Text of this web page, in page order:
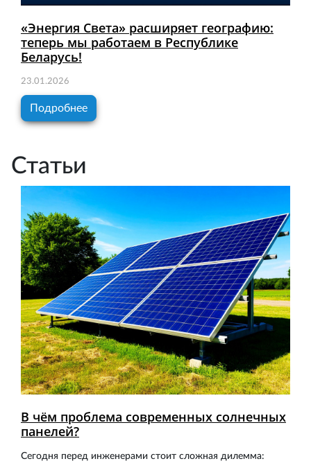
«Энергия Света» расширяет географию:
теперь мы работаем в Республике
Беларусь!
23.01.2026
Подробнее
Статьи
В чём проблема современных солнечных
панелей?
Сегодня перед инженерами стоит сложная дилемма: